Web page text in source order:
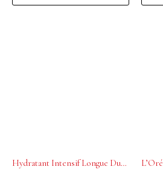
Hydratant Intensif Longue Durée Curl Expression 200mL L’ORÉAL PROFESSIONNEL